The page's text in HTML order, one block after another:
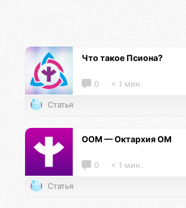
Что такое Псиона?
0 < 1 мин.
Статья
ООМ — Октархия ОМ
0 < 1 мин.
Статья